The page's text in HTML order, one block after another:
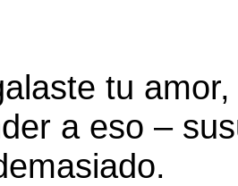
tu
a eso –